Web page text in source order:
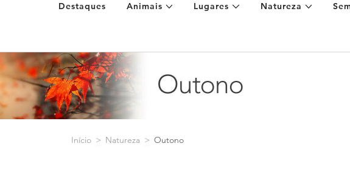
Destaques Animais Lugares Natureza
Início > Natureza > Outono